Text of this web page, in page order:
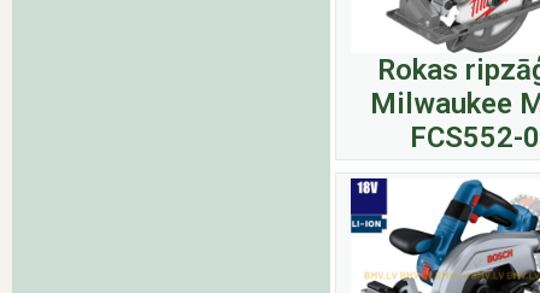
Rokas
Milwaukee
FCS552-0